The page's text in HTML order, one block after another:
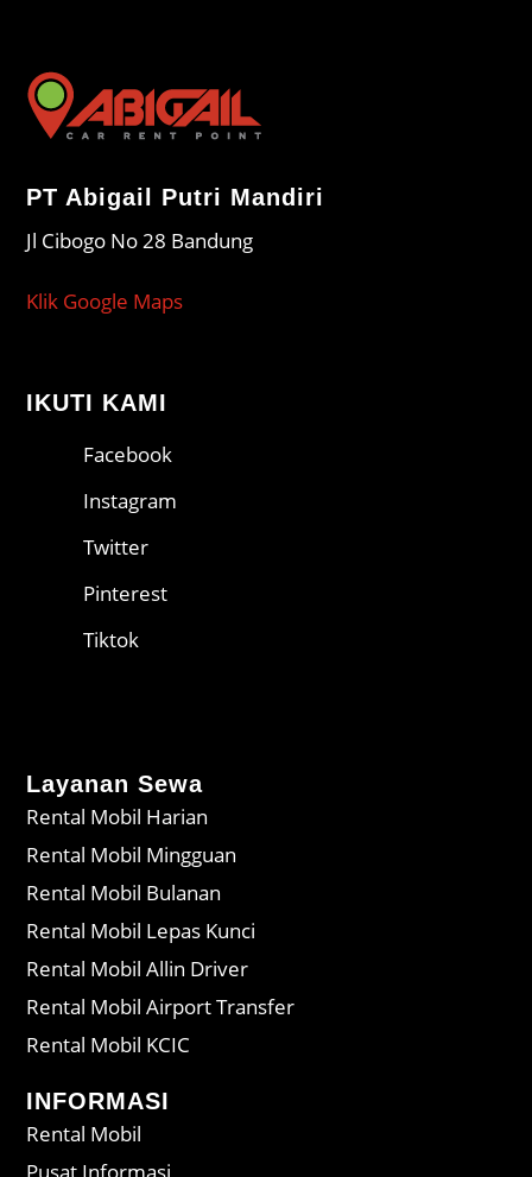
PT Abigail Putri Mandiri
Jl Cibogo No 28 Bandung
Klik Google Maps
IKUTI KAMI
Facebook
Instagram
Twitter
Pinterest
Tiktok
Layanan Sewa
Rental Mobil Harian
Rental Mobil Mingguan
Rental Mobil Bulanan
Rental Mobil Lepas Kunci
Rental Mobil Allin Driver
Rental Mobil Airport Transfer
Rental Mobil KCIC
INFORMASI
Rental Mobil
Pusat Informasi